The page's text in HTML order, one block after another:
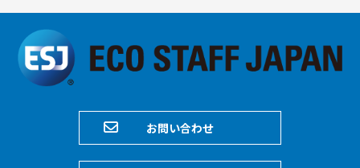
お問い合わせ